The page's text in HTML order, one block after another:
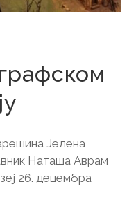
Јелена
Наташа Аврам
26. децембра